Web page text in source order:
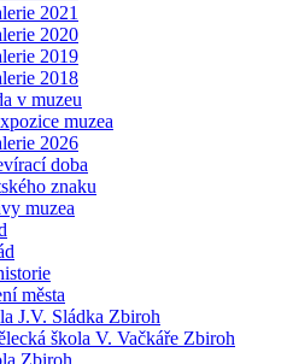
2021
2020
2019
2018
v muzeu
muzea
2026
doba
znaku
muzea
města
J.V. Sládka Zbiroh
škola V. Vačkáře Zbiroh
Zbiroh